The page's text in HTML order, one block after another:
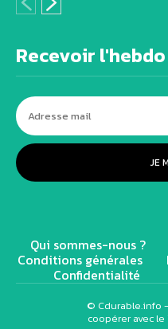
Recevoir l'hebdo
JE
Qui sommes-nous ?
Conditions générales
Confidentialité
© Cdurable.info
coopérer avec